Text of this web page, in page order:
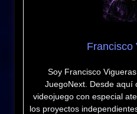
Francisco
Soy Francisco
JuegoNext. Desde aquí
videojuego con especial
los proyectos